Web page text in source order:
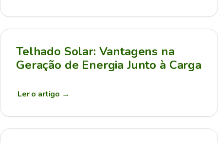
Telhado Solar: Vantagens na
Geração de Energia Junto à Carga
Ler o artigo →